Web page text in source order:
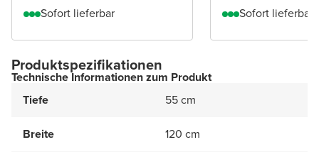
Sofort lieferbar Sofort lieferbar
Produktspezifikationen
Technische Informationen zum Produkt
Tiefe
55 cm
Breite 120 cm